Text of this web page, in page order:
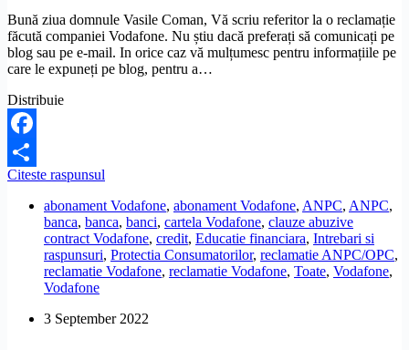
Bună ziua domnule Vasile Coman, Vă scriu referitor la o reclamație
făcută companiei Vodafone. Nu știu dacă preferați să comunicați pe
blog sau pe e-mail. In orice caz vă mulțumesc pentru informațiile pe
care le expuneți pe blog, pentru a…
Distribuie
Facebook
Share
Citeste raspunsul
cer
despagubiri
Vodafone,
daca
nu
folosi
abonament Vodafone, abonament Vodafone, ANPC, ANPC,
banca, banca, banci, cartela Vodafone, clauze abuzive
contract Vodafone, credit, Educatie financiara, Intrebari si
raspunsuri, Protectia Consumatorilor, reclamatie ANPC/OPC,
reclamatie Vodafone, reclamatie Vodafone, Toate, Vodafone,
Vodafone
3 September 2022